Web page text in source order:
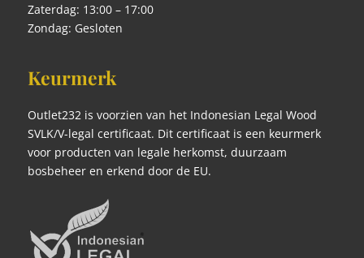
Zaterdag: 13:00 – 17:00
Zondag: Gesloten
Keurmerk
Outlet232 is voorzien van het Indonesian Legal Wood
SVLK/V-legal certificaat. Dit certificaat is een keurmerk
voor producten van legale herkomst, duurzaam
bosbeheer en erkend door de EU.